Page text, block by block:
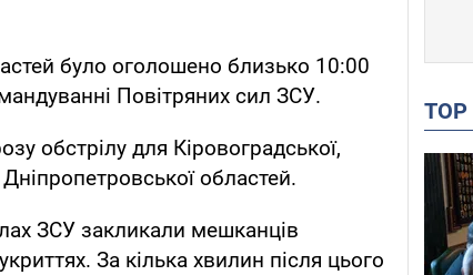
було оголошено близько 10:00
Повітряних сил ЗСУ.
обстрілу для Кіровоградської,
областей.
ЗСУ закликали мешканців
За кілька хвилин після цього